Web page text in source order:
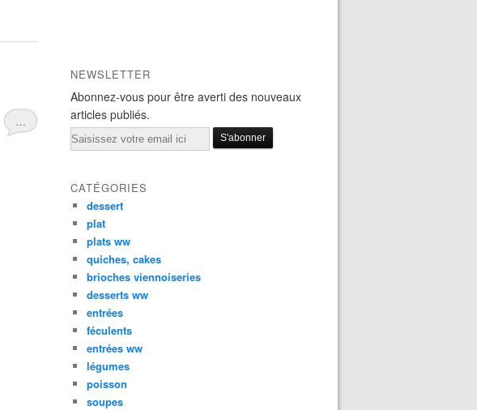
…
NEWSLETTER
Abonnez-vous pour être averti des nouveaux
articles publiés.
Email
CATÉGORIES
dessert
plat
plats ww
quiches, cakes
brioches viennoiseries
desserts ww
entrées
féculents
entrées ww
légumes
poisson
soupes